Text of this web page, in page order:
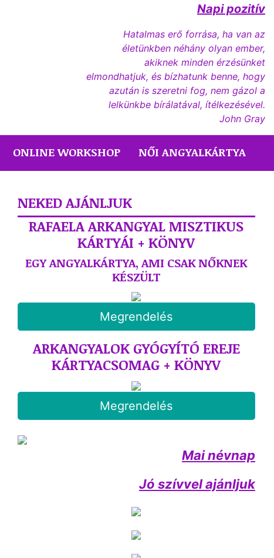
Napi pozitív
Hatalmas erő forrása, ha van az
életünkben néhány olyan ember,
akiknek minden érzésünket
elmondhatjuk, és bízhatunk benne, hogy
azután is szeretni fog, nem gázol a
lelkünkbe bírálatával, ítélkezésével.
John Gray
ONLINE WORKSHOP NŐI ANGYALKÁRTYA
NEKED AJÁNLJUK
RAFAELA ARKANGYAL MISZTIKUS
KÁRTYÁI + KÖNYV
EGY ANGYALKÁRTYA, AMI CSAK NŐKNEK
KÉSZÜLT
Megrendelés
ARKANGYALOK GYÓGYÍTÓ EREJE
KÁRTYACSOMAG + KÖNYV
Megrendelés
Mai névnap
Jó szívvel ajánljuk